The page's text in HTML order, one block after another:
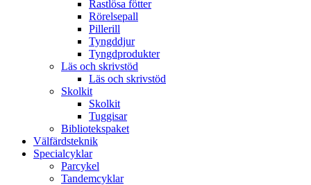
Rastlösa fötter
Rörelsepall
Pillerill
Tyngddjur
Tyngdprodukter
Läs och skrivstöd
Läs och skrivstöd
Skolkit
Skolkit
Tuggisar
Bibliotekspaket
Välfärdsteknik
Specialcyklar
Parcykel
Tandemcyklar